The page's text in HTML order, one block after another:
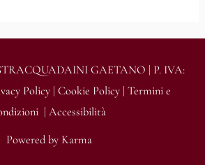
GAETANO | P. IVA:
Policy Cookie Policy Termini e
| Accessibilità
Powered by Karma